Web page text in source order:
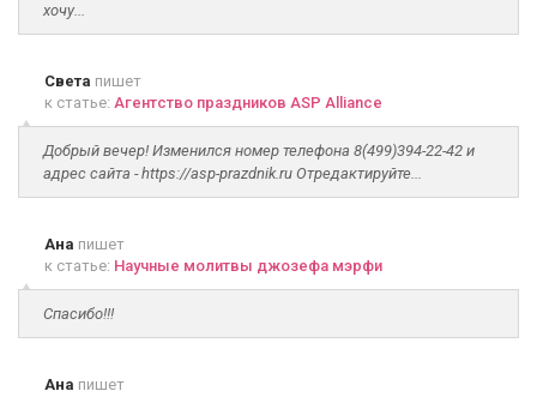
хочу...
Света пишет
к статье: Агентство праздников ASP Alliance
Добрый вечер! Изменился номер телефона 8(499)394-22-42 и
адрес сайта - https://asp-prazdnik.ru Отредактируйте...
Ана пишет
к статье: Научные молитвы джозефа мэрфи
Спасибо!!!
Ана пишет